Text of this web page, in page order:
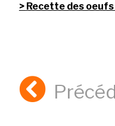
Recette des